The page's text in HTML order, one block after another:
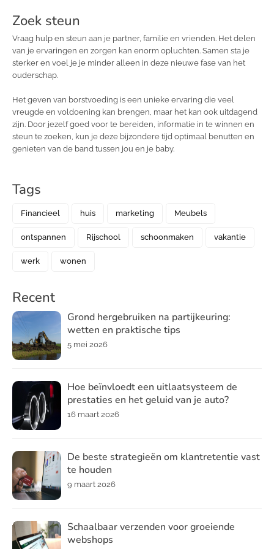
Zoek steun
Vraag hulp en steun aan je partner, familie en vrienden. Het delen
van je ervaringen en zorgen kan enorm opluchten. Samen sta je
sterker en voel je je minder alleen in deze nieuwe fase van het
ouderschap.
Het geven van borstvoeding is een unieke ervaring die veel
vreugde en voldoening kan brengen, maar het kan ook uitdagend
zijn. Door jezelf goed voor te bereiden, informatie in te winnen en
steun te zoeken, kun je deze bijzondere tijd optimaal benutten en
genieten van de band tussen jou en je baby.
Tags
Financieel huis marketing Meubels
ontspannen Rijschool schoonmaken vakantie
werk wonen
Recent
Grond hergebruiken na partijkeuring:
wetten en praktische tips
5 mei 2026
Hoe beïnvloedt een uitlaatsysteem de
prestaties en het geluid van je auto?
16 maart 2026
De beste strategieën om klantretentie vast
te houden
9 maart 2026
Schaalbaar verzenden voor groeiende
webshops